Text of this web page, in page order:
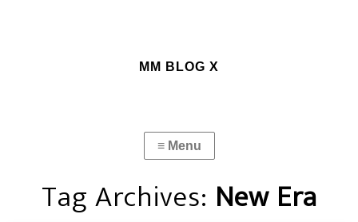
MM BLOG X
Tag Archives: New Era